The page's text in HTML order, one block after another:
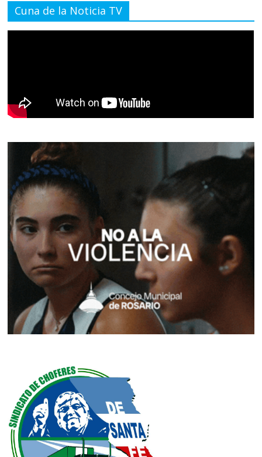
Cuna de la Noticia TV